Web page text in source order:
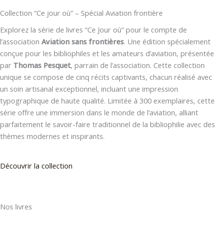
Collection “Ce jour où” – Spécial Aviation frontière
Explorez la série de livres “Ce Jour où” pour le compte de
l’association Aviation sans frontières. Une édition spécialement
conçue pour les bibliophiles et les amateurs d’aviation, présentée
par Thomas Pesquet, parrain de l’association. Cette collection
unique se compose de cinq récits captivants, chacun réalisé avec
un soin artisanal exceptionnel, incluant une impression
typographique de haute qualité. Limitée à 300 exemplaires, cette
série offre une immersion dans le monde de l’aviation, alliant
parfaitement le savoir-faire traditionnel de la bibliophilie avec des
thèmes modernes et inspirants.
Découvrir la collection
Nos livres